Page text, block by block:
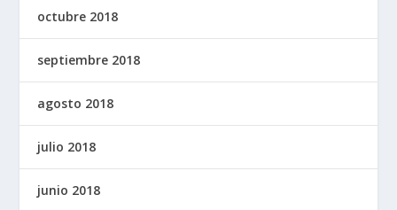
octubre 2018
septiembre 2018
agosto 2018
julio 2018
junio 2018